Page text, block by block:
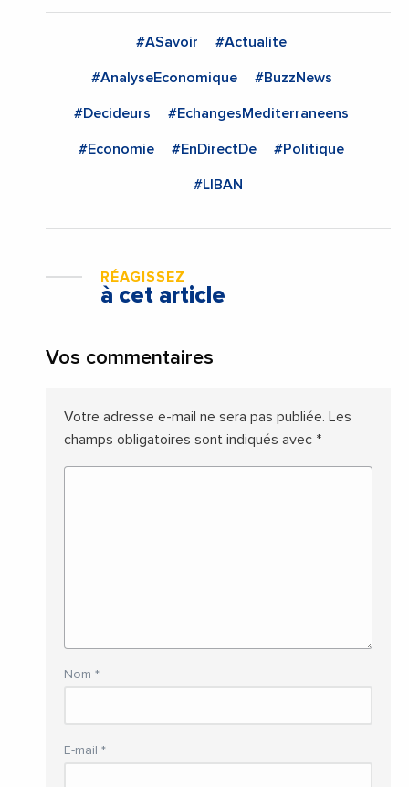
#ASavoir #Actualite
#AnalyseEconomique #BuzzNews
#Decideurs #EchangesMediterraneens
#Economie #EnDirectDe #Politique
#LIBAN
RÉAGISSEZ
à cet article
Vos commentaires
Votre adresse e-mail ne sera pas publiée. Les
champs obligatoires sont indiqués avec *
Nom *
E-mail *